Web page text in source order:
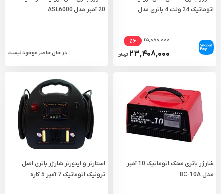
اتوماتیک 24 ولت 4 باتری مدل
۲۵,۰۸۰,۰۰۰ ٪۶
۲۳,۴۰۸,۰۰۰ تومان
20 آمپر مدل ASL6000
در حال حاضر موجود نیست
شارژر باتری محک اتوماتیک 10 آمپر
مدل BC-10A
استارتر و اینورتر شارژر باتری اصل
ترونیک اتوماتیک 7 آمپر 5 کاره